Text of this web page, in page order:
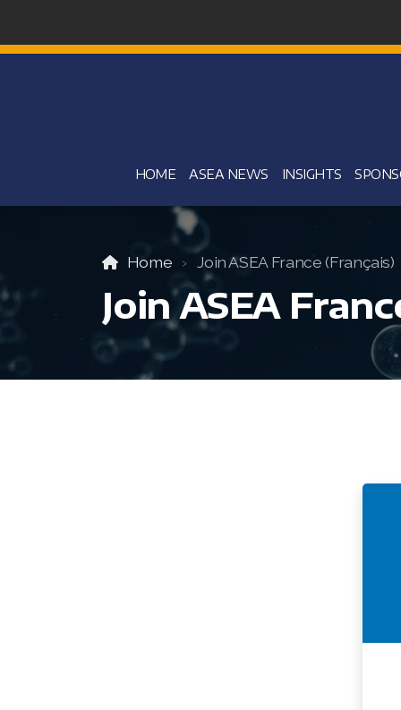
HOME ASEA NEWS INSIGHTS
Home Join ASEA France (Français)
Join ASEA